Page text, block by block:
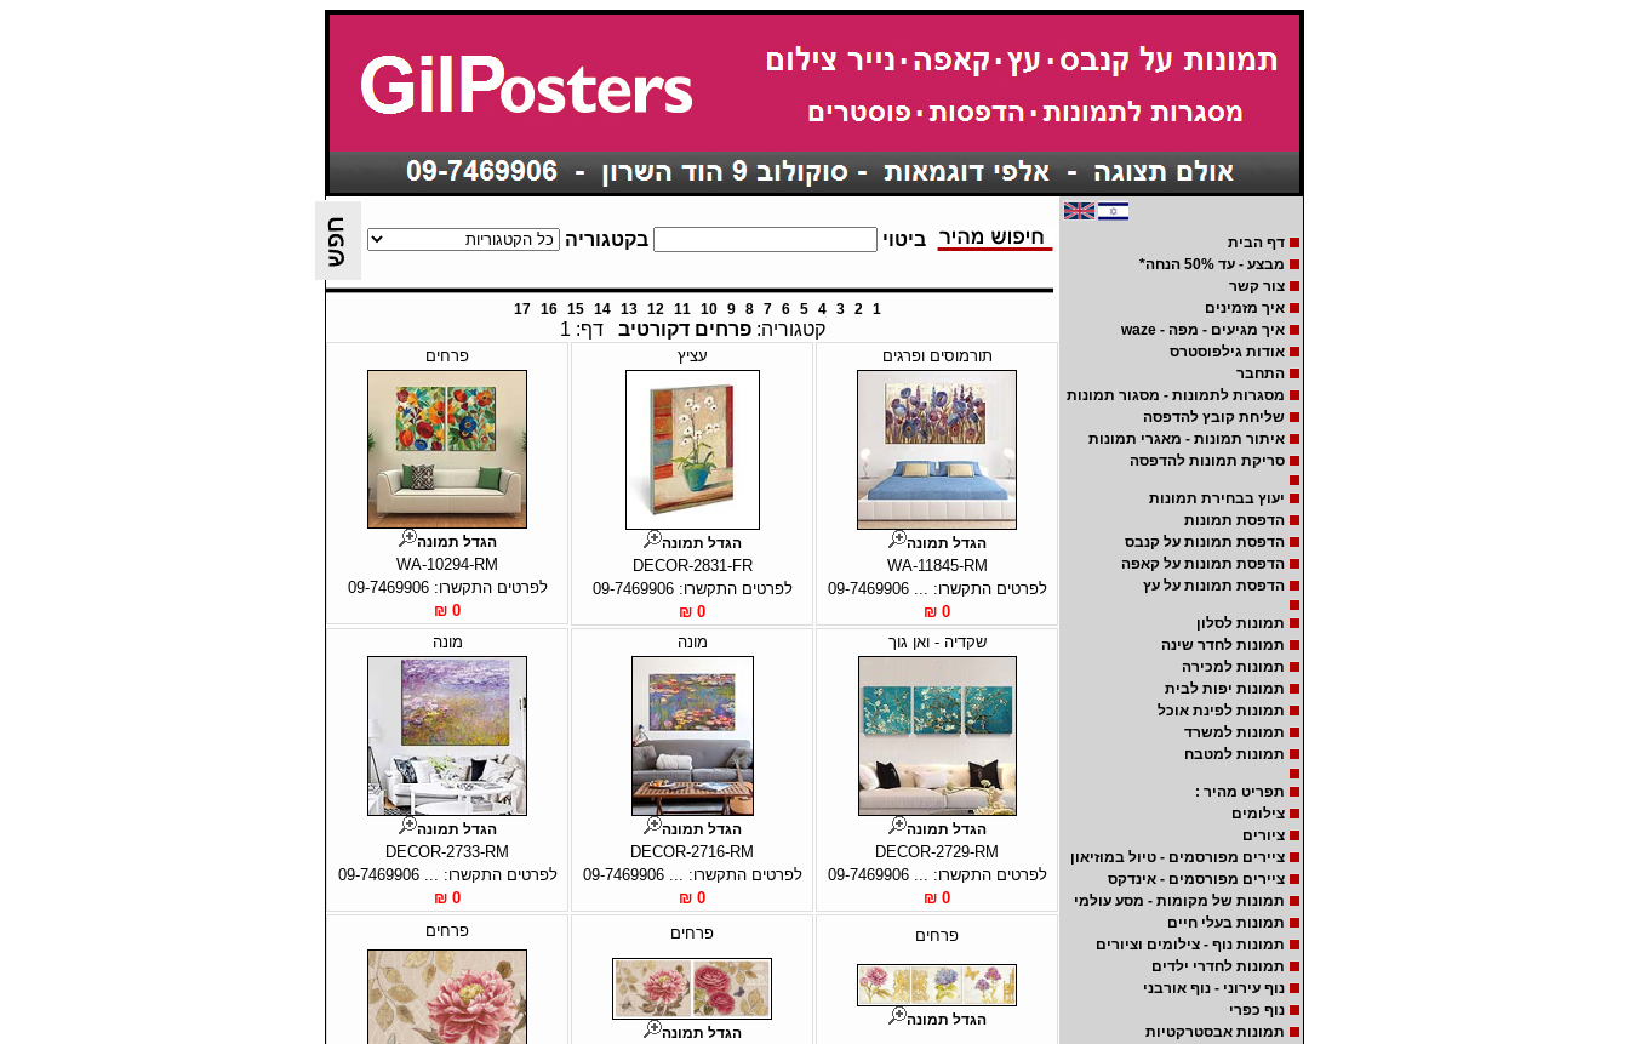
דף הבית
מבצע - עד 50% הנחה*
צור קשר
איך מזמינים
איך מגיעים - מפה - waze
אודות גילפוסטרס
התחבר
מסגרות לתמונות - מסגור תמונות
שליחת קובץ להדפסה
איתור תמונות - מאגרי תמונות
סריקת תמונות להדפסה
יעוץ בבחירת תמונות
הדפסת תמונות
הדפסת תמונות על קנבס
הדפסת תמונות על קאפה
הדפסת תמונות על עץ
תמונות לסלון
תמונות לחדר שינה
תמונות למכירה
תמונות יפות לבית
תמונות לפינת אוכל
תמונות למשרד
תמונות למטבח
תפריט מהיר :
צילומים
ציורים
ציירים מפורסמים - טיול במוזיאון
ציירים מפורסמים - אינדקס
תמונות של מקומות - מסע עולמי
תמונות בעלי חיים
תמונות נוף - צילומים וציורים
תמונות לחדרי ילדים
נוף עירוני - נוף אורבני
נוף כפרי
תמונות אבסטרקטיות
ביטוי בקטגוריה
1
2
3
4
5
6
7
8
9
10
11
12
13
14
15
16
17
קטגוריה: פרחים דקורטיב דף: 1
תורמוסים ופרגים
הגדל תמונה
WA-11845-RM
לפרטים התקשרו: ... 09-7469906
0 ₪
עציץ
הגדל תמונה
DECOR-2831-FR
לפרטים התקשרו: 09-7469906
0 ₪
פרחים
הגדל תמונה
WA-10294-RM
לפרטים התקשרו: 09-7469906
0 ₪
שקדיה - ואן גוך
הגדל תמונה
DECOR-2729-RM
לפרטים התקשרו: ... 09-7469906
0 ₪
מונה
הגדל תמונה
DECOR-2716-RM
לפרטים התקשרו: ... 09-7469906
0 ₪
מונה
הגדל תמונה
DECOR-2733-RM
לפרטים התקשרו: ... 09-7469906
0 ₪
פרחים
הגדל תמונה
פרחים
הגדל תמונה
פרחים